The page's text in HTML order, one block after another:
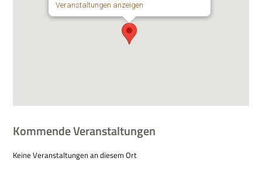
Ver­an­stal­tun­gen anzeigen
Kommende Veranstaltungen
Keine Ver­an­stal­tun­gen an die­sem Ort